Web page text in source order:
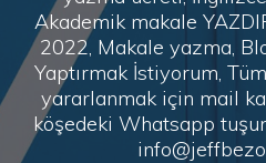
Akademik makale
2022, Makale yazma,
Yaptırmak İstiyorum,
yararlanmak için mail
köşedeki Whatsapp